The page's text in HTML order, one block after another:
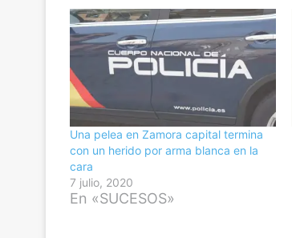
Una pelea en Zamora capital termina
con un herido por arma blanca en la
cara
7 julio, 2020
En «SUCESOS»